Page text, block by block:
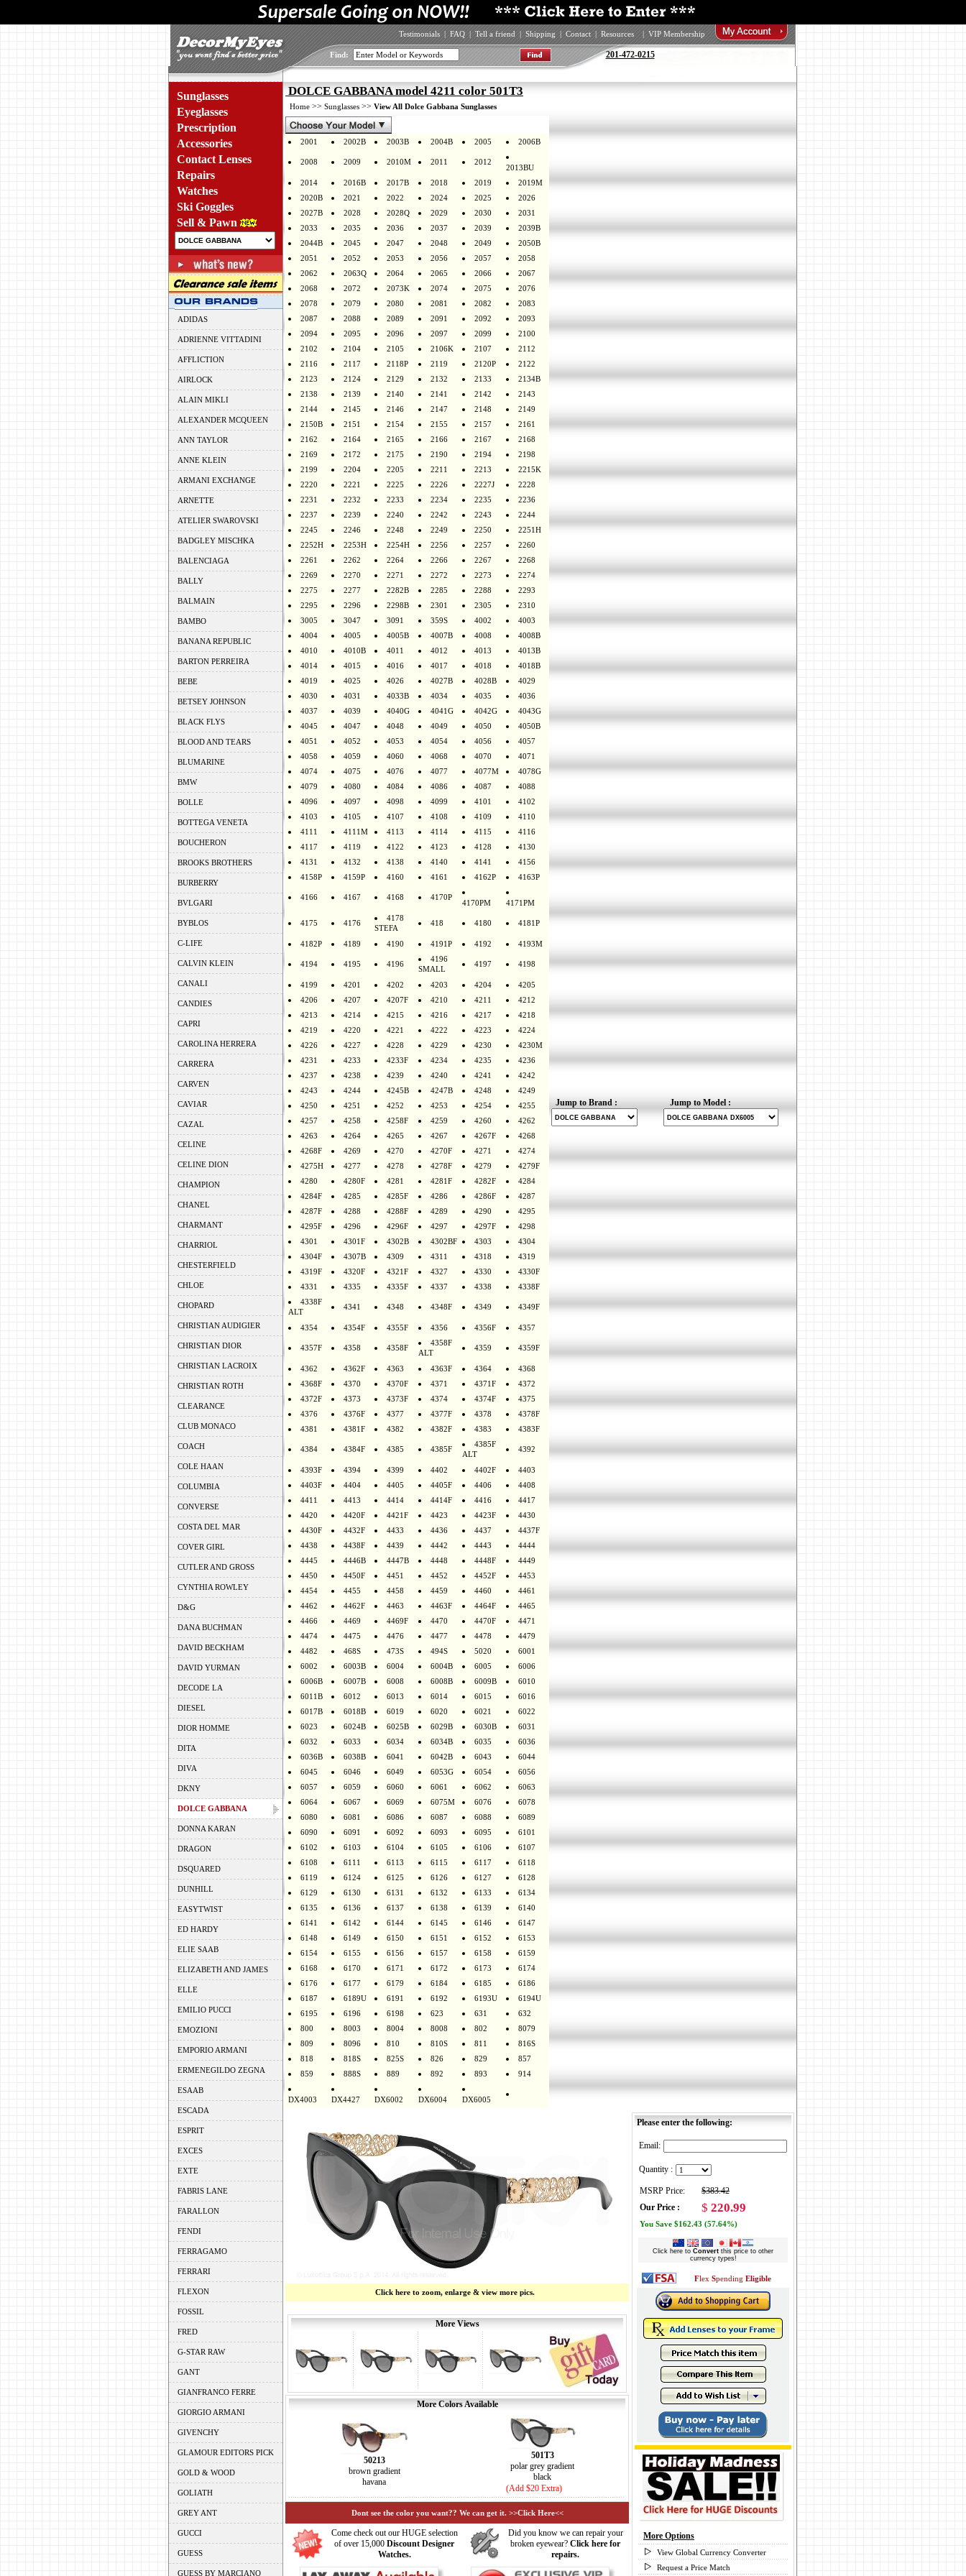
Testimonials | FAQ | Tell a friend | Shipping | Contact | Resources | VIP Membership
Find: 201-472-0215
Sunglasses
Eyeglasses
Prescription
Accessories
Contact Lenses
Repairs
Watches
Ski Goggles
Sell & Pawn
ADIDAS
ADRIENNE VITTADINI
AFFLICTION
AIRLOCK
ALAIN MIKLI
ALEXANDER MCQUEEN
ANN TAYLOR
ANNE KLEIN
ARMANI EXCHANGE
ARNETTE
ATELIER SWAROVSKI
BADGLEY MISCHKA
BALENCIAGA
BALLY
BALMAIN
BAMBO
BANANA REPUBLIC
BARTON PERREIRA
BEBE
BETSEY JOHNSON
BLACK FLYS
BLOOD AND TEARS
BLUMARINE
BMW
BOLLE
BOTTEGA VENETA
BOUCHERON
BROOKS BROTHERS
BURBERRY
BVLGARI
BYBLOS
C-LIFE
CALVIN KLEIN
CANALI
CANDIES
CAPRI
CAROLINA HERRERA
CARRERA
CARVEN
CAVIAR
CAZAL
CELINE
CELINE DION
CHAMPION
CHANEL
CHARMANT
CHARRIOL
CHESTERFIELD
CHLOE
CHOPARD
CHRISTIAN AUDIGIER
CHRISTIAN DIOR
CHRISTIAN LACROIX
CHRISTIAN ROTH
CLEARANCE
CLUB MONACO
COACH
COLE HAAN
COLUMBIA
CONVERSE
COSTA DEL MAR
COVER GIRL
CUTLER AND GROSS
CYNTHIA ROWLEY
D&G
DANA BUCHMAN
DAVID BECKHAM
DAVID YURMAN
DECODE LA
DIESEL
DIOR HOMME
DITA
DIVA
DKNY
DOLCE GABBANA
DONNA KARAN
DRAGON
DSQUARED
DUNHILL
EASYTWIST
ED HARDY
ELIE SAAB
ELIZABETH AND JAMES
ELLE
EMILIO PUCCI
EMOZIONI
EMPORIO ARMANI
ERMENEGILDO ZEGNA
ESAAB
ESCADA
ESPRIT
EXCES
EXTE
FABRIS LANE
FARALLON
FENDI
FERRAGAMO
FERRARI
FLEXON
FOSSIL
FRED
G-STAR RAW
GANT
GIANFRANCO FERRE
GIORGIO ARMANI
GIVENCHY
GLAMOUR EDITORS PICK
GOLD & WOOD
GOLIATH
GREY ANT
GUCCI
GUESS
GUESS BY MARCIANO
DOLCE GABBANA model 4211 color 501T3
Home >> Sunglasses >> View All Dolce Gabbana Sunglasses
2001 2002B 2003B 2004B 2005 2006B
2008 2009 2010M 2011 2012
2013BU
2014
2016B 2017B 2018 2019
2019M
2020B
2021 2022 2024 2025
2026
2027B
2028 2028Q 2029 2030
2031
2033
2035 2036 2037 2039
2039B
2044B
2045 2047 2048 2049
2050B
2051
2052 2053 2056 2057
2058
2062
2063Q 2064 2065 2066
2067
2068
2072 2073K 2074 2075
2076
2078
2079 2080 2081 2082
2083
2087
2088 2089 2091 2092
2093
2094
2095 2096 2097 2099
2100
2102
2104 2105 2106K 2107
2112
2116
2117 2118P 2119 2120P
2122
2123
2124 2129 2132 2133
2134B
2138
2139 2140 2141 2142
2143
2144
2145 2146 2147 2148
2149
2150B
2151 2154 2155 2157
2161
2162
2164 2165 2166 2167
2168
2169
2172 2175 2190 2194
2198
2199
2204 2205 2211 2213
2215K
2220
2221 2225 2226 2227J
2228
2231
2232 2233 2234 2235
2236
2237
2239 2240 2242 2243
2244
2245
2246 2248 2249 2250
2251H
2252H
2253H 2254H 2256 2257
2260
2261
2262 2264 2266 2267
2268
2269
2270 2271 2272 2273
2274
2275
2277 2282B 2285 2288
2293
2295
2296 2298B 2301 2305
2310
3005
3047 3091 359S 4002
4003
4004
4005 4005B 4007B 4008
4008B
4010
4010B 4011 4012 4013
4013B
4014
4015 4016 4017 4018
4018B
4019
4025 4026 4027B 4028B
4029
4030
4031 4033B 4034 4035
4036
4037
4039 4040G 4041G 4042G
4043G
4045
4047 4048 4049 4050
4050B
4051
4052 4053 4054 4056
4057
4058
4059 4060 4068 4070
4071
4074
4075 4076 4077 4077M
4078G
4079
4080 4084 4086 4087
4088
4096
4097 4098 4099 4101
4102
4103
4105 4107 4108 4109
4110
4111
4111M 4113 4114 4115
4116
4117
4119 4122 4123 4128
4130
4131
4132 4138 4140 4141
4156
4158P
4159P 4160 4161 4162P 4163P
4166 4167 4168 4170P
4170PM 4171PM
4175 4176
4178
STEFA
418 4180 4181P
4182P 4189 4190 4191P 4192 4193M
4194 4195 4196
4196
SMALL
4197 4198
4199 4201 4202 4203 4204
4205
4206
4207 4207F 4210 4211
4212
4213
4214 4215 4216 4217
4218
4219
4220 4221 4222 4223
4224
4226
4227 4228 4229 4230
4230M
4231
4233 4233F 4234 4235
4236
4237
4238 4239 4240 4241
4242
4243
4244 4245B 4247B 4248
4249
4250
4251 4252 4253 4254
4255
4257
4258 4258F 4259 4260
4262
4263
4264 4265 4267 4267F
4268
4268F
4269 4270 4270F 4271
4274
4275H
4277 4278 4278F 4279
4279F
4280
4280F 4281 4281F 4282F
4284
4284F
4285 4285F 4286 4286F
4287
4287F
4288 4288F 4289 4290
4295
4295F
4296 4296F 4297 4297F
4298
4301
4301F 4302B 4302BF 4303
4304
4304F
4307B 4309 4311 4318
4319
4319F
4320F 4321F 4327 4330
4330F
4331
4335 4335F 4337 4338
4338F
4338F
ALT
4341 4348 4348F 4349 4349F
4354 4354F 4355F 4356 4356F 4357
4357F 4358 4358F
4358F
ALT
4359 4359F
4362 4362F 4363 4363F 4364
4368
4368F
4370 4370F 4371 4371F
4372
4372F
4373 4373F 4374 4374F
4375
4376
4376F 4377 4377F 4378
4378F
4381
4381F 4382 4382F 4383 4383F
4384 4384F 4385 4385F
4385F
ALT
4392
4393F 4394 4399 4402 4402F
4403
4403F
4404 4405 4405F 4406
4408
4411
4413 4414 4414F 4416
4417
4420
4420F 4421F 4423 4423F
4430
4430F
4432F 4433 4436 4437
4437F
4438
4438F 4439 4442 4443
4444
4445
4446B 4447B 4448 4448F
4449
4450
4450F 4451 4452 4452F
4453
4454
4455 4458 4459 4460
4461
4462
4462F 4463 4463F 4464F
4465
4466
4469 4469F 4470 4470F
4471
4474
4475 4476 4477 4478
4479
4482
468S 473S 494S 5020
6001
6002
6003B 6004 6004B 6005
6006
6006B
6007B 6008 6008B 6009B
6010
6011B
6012 6013 6014 6015
6016
6017B
6018B 6019 6020 6021
6022
6023
6024B 6025B 6029B 6030B
6031
6032
6033 6034 6034B 6035
6036
6036B
6038B 6041 6042B 6043
6044
6045
6046 6049 6053G 6054
6056
6057
6059 6060 6061 6062
6063
6064
6067 6069 6075M 6076
6078
6080
6081 6086 6087 6088
6089
6090
6091 6092 6093 6095
6101
6102
6103 6104 6105 6106
6107
6108
6111 6113 6115 6117
6118
6119
6124 6125 6126 6127
6128
6129
6130 6131 6132 6133
6134
6135
6136 6137 6138 6139
6140
6141
6142 6144 6145 6146
6147
6148
6149 6150 6151 6152
6153
6154
6155 6156 6157 6158
6159
6168
6170 6171 6172 6173
6174
6176
6177 6179 6184 6185
6186
6187
6189U 6191 6192 6193U
6194U
6195
6196 6198 623 631
632
800
8003 8004 8008 802
8079
809
8096 810 810S 811
816S
818
818S 825S 826 829
857
859
888S 889 892 893 914
DX4003 DX4427 DX6002 DX6004 DX6005
Jump to Brand : Jump to Model :
Click here to zoom, enlarge & view more pics.
More Views
More Colors Available
50213
brown gradient
havana
501T3
polar grey gradient
black
(Add $20 Extra)
Dont see the color you want?? We can get it. >>Click Here<<
Come check out our HUGE selection
of over 15,000 Discount Designer
Watches.
Did you know we can repair your
broken eyewear? Click here for
repairs.
Please enter the following:
Email:
Quantity :
MSRP Price:
$383.42
Our Price :
$ 220.99
You Save $162.43 (57.64%)
Click here to Convert this price to other
currency types!
Flex Spending Eligible
More Options
View Global Currency Converter
Request a Price Match